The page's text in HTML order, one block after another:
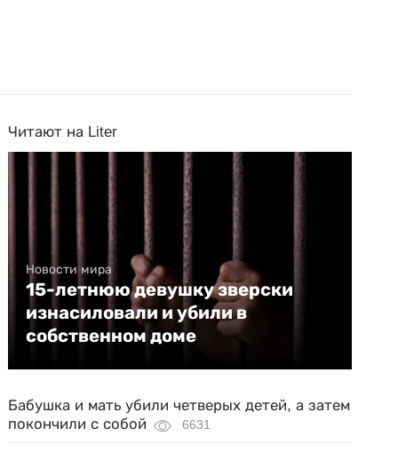
Читают на Liter
Новости мира
15-летнюю девушку зверски
изнасиловали и убили в
собственном доме
Бабушка и мать убили четверых детей, а затем
покончили с собой
6631